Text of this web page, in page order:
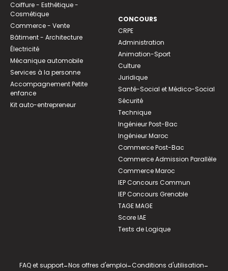
Coiffure - Esthétique -
Cosmétique
Commerce - Vente
Bâtiment - Architecture
Électricité
Mécanique automobile
Services à la personne
Accompagnement Petite
enfance
Kit auto-entrepreneur
CONCOURS
CRPE
Administration
Animation-Sport
Culture
Juridique
Santé-Social et Médico-Social
Sécurité
Technique
Ingénieur Post-Bac
Ingénieur Maroc
Commerce Post-Bac
Commerce Admission Parallèle
Commerce Maroc
IEP Concours Commun
IEP Concours Grenoble
TAGE MAGE
Score IAE
Tests de Logique
FAQ et support-Nos offres d'emploi-Conditions d'utilisation-